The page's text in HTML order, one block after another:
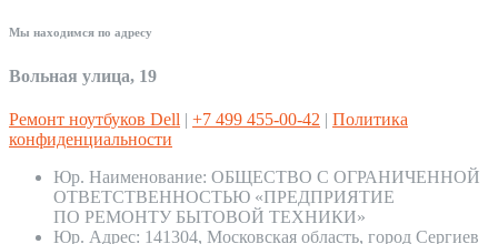
Мы находимся по адресу
Вольная улица, 19
Ремонт ноутбуков Dell | +7 499 455-00-42 | Политика
конфиденциальности
Юр. Наименование: ОБЩЕСТВО С ОГРАНИЧЕННОЙ
ОТВЕТСТВЕННОСТЬЮ «ПРЕДПРИЯТИЕ
ПО РЕМОНТУ БЫТОВОЙ ТЕХНИКИ»
Юр. Адрес: 141304, Московская область, город Сергиев